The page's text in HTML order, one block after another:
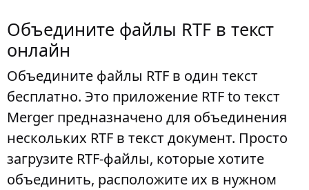
Объедините файлы RTF в текст
онлайн
Объедините файлы RTF в один текст
бесплатно. Это приложение RTF to текст
Merger предназначено для объединения
нескольких RTF в текст документ. Просто
загрузите RTF-файлы, которые хотите
объединить, расположите их в нужном